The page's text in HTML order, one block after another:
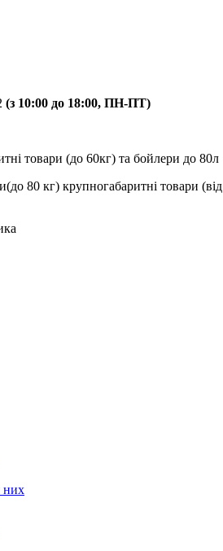
(з 10:00 до 18:00, ПН-ПТ)
товари (до 60кг) та бойлери до 80л
80 кг) крупногабаритні товари (від
них